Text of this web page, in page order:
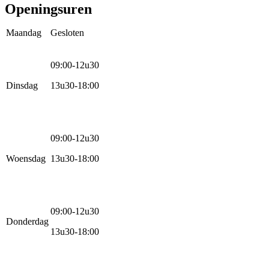
Openingsuren
Maandag Gesloten
Dinsdag
09:00-12u30
13u30-18:00
Woensdag
09:00-12u30
13u30-18:00
Donderdag
09:00-12u30
13u30-18:00